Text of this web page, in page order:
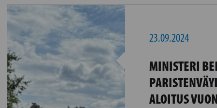
23.09.2024
MINISTERI
ALOITUS